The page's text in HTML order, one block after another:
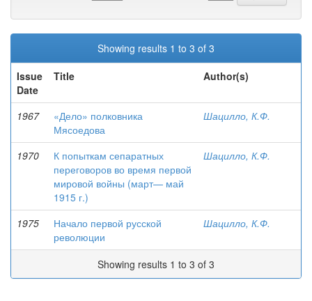
Showing results 1 to 3 of 3
Issue
Date
Title Author(s)
1967
«Дело» полковника
Мясоедова
Шацилло, К.Ф.
1970
К попыткам сепаратных
переговоров во время первой
мировой войны (март— май
1915 г.)
Шацилло, К.Ф.
1975
Начало первой русской
революции
Шацилло, К.Ф.
Showing results 1 to 3 of 3